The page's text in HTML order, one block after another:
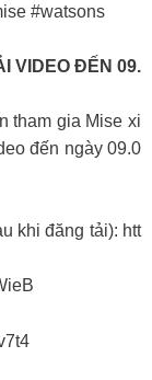
#watsons
VIDEO ĐẾN 09.
tham gia Mise xi
đến ngày 09.0
khi đăng tải): htt